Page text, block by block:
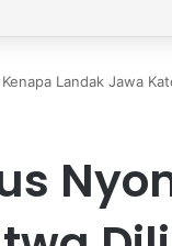
Landak Jawa